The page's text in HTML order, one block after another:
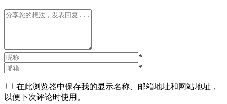
*
*
在此浏览器中保存我的显示名称、邮箱地址和网站地址，
以便下次评论时使用。